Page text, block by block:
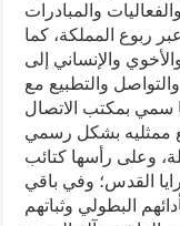
والمبادرات
ربوع المملكة، كما
والإنساني إلى
والتطبيع مع
سمي بمكتب الاتصال
وعلى رأسها كتائب
القدس؛ وفي باقي
البطولي وثباتهم